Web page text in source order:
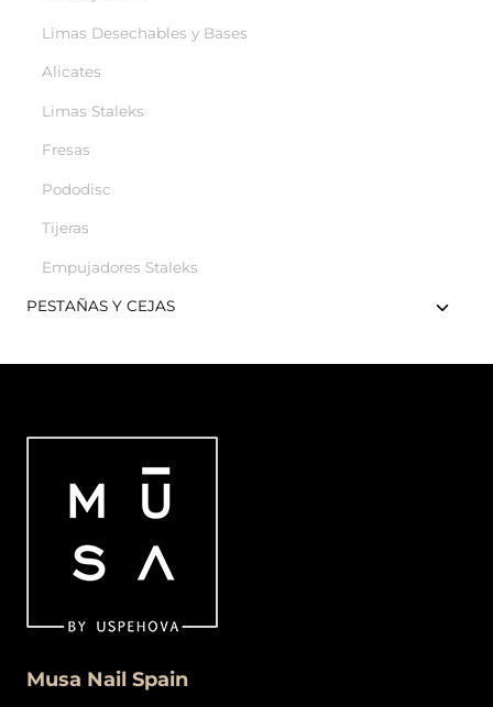
Limas Desechables y Bases
Alicates
Limas Staleks
Fresas
Pododisc
Tijeras
Empujadores Staleks
PESTAÑAS Y CEJAS
Musa Nail Spain